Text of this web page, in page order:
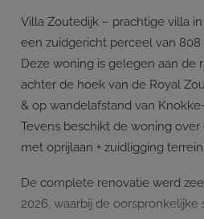
Villa Zoutedijk – prachtige villa
een zuidgericht perceel van 808
Deze woning is gelegen aan de
achter de hoek van de Royal
& op wandelafstand van
Tevens beschikt de woning
met oprijlaan + zuidligging
De complete renovatie werd
2026, waarbij de